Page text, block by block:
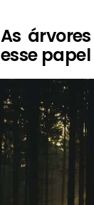
As
esse papel